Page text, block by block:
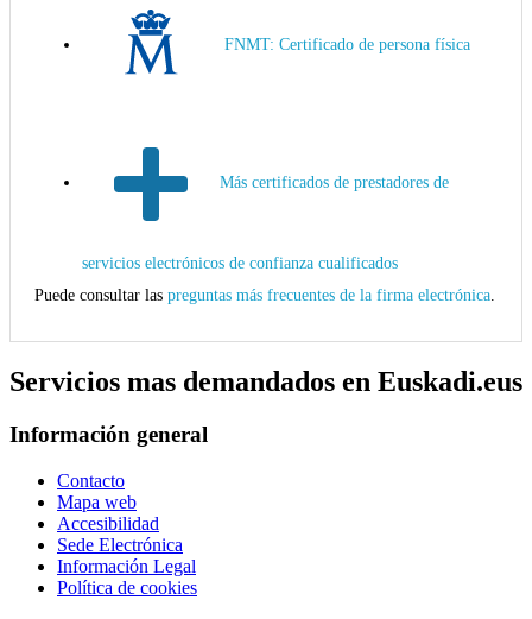
FNMT: Certificado de persona física
Más certificados de prestadores de
servicios electrónicos de confianza cualificados
Puede consultar las preguntas más frecuentes de la firma electrónica
Servicios mas demandados en Euskadi.eus
Información general
Contacto
Mapa web
Accesibilidad
Sede Electrónica
Información Legal
Política de cookies